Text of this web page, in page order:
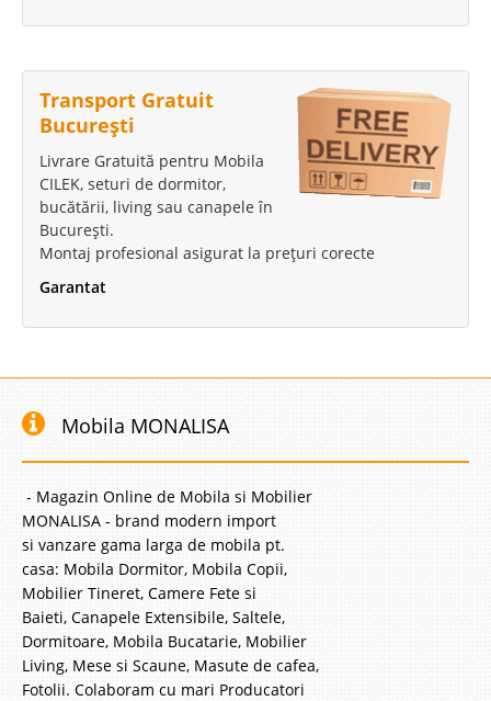
Transport Gratuit
București
Livrare Gratuită pentru Mobila
CILEK, seturi de dormitor,
bucătării, living sau canapele în
București.
Montaj profesional asigurat la prețuri corecte
Garantat
Mobila MONALISA
- Magazin Online de Mobila si Mobilier
MONALISA - brand modern import
si vanzare gama larga de mobila pt.
casa: Mobila Dormitor, Mobila Copii,
Mobilier Tineret, Camere Fete si
Baieti, Canapele Extensibile, Saltele,
Dormitoare, Mobila Bucatarie, Mobilier
Living, Mese si Scaune, Masute de cafea,
Fotolii. Colaboram cu mari Producatori